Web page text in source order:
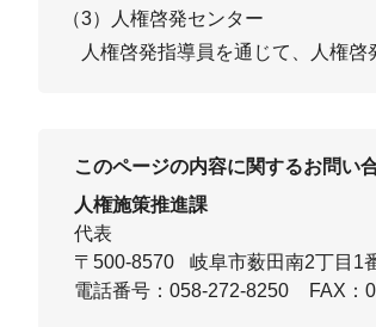
（3）人権啓発センター
人権啓発指導員を通じて、人権啓
このページの内容に関するお問い
人権施策推進課
代表
〒500-8570
岐阜市薮田南2丁目1
電話番号：058-272-8250
FAX：